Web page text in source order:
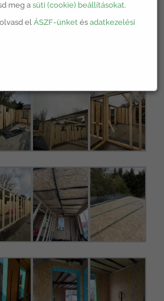
meg asüti (cookie) beállításokat.
elÁSZF-ünket ésadatkezelési